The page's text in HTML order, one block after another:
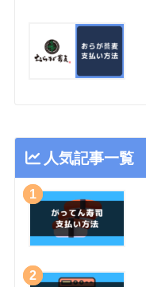
人気記事一覧
1
2